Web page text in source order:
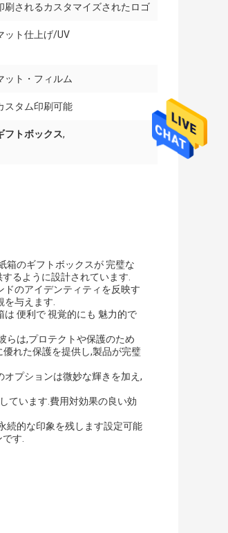
刷されるカスタマイズされたロゴ
ット仕上げ/UV
ット・フィルム
スタム印刷可能
フトボックス,
箱のギフトボックスが 完璧な
るように設計されています.
のアイデンティティを反映す
を与えます.
便利で 視覚的にも 魅力的で
らは,プロテクトや保護のため
れた保護を提供し,製品が完璧
プションは微妙な輝きを加え,
ています.費用対効果の良い効
続的な印象を残します設定可能
す.